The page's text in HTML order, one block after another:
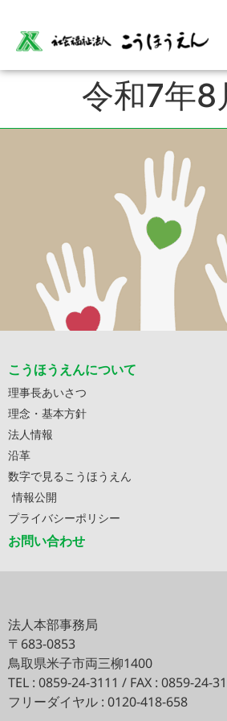
令和7年8
こうほうえんについて
理事長あいさつ
理念・基本方針
法人情報
沿革
数字で見るこうほうえん
情報公開
プライバシーポリシー
お問い合わせ
法人本部事務局
〒683-0853
鳥取県米子市両三柳1400
TEL : 0859-24-3111 / FAX : 0859-24-
フリーダイヤル : 0120-418-658